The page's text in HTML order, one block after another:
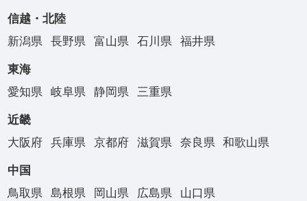
信越・北陸
新潟県
長野県 富山県 石川県 福井県
東海
愛知県
岐阜県 静岡県 三重県
近畿
大阪府
兵庫県 京都府 滋賀県 奈良県 和歌山県
中国
鳥取県
島根県 岡山県 広島県 山口県